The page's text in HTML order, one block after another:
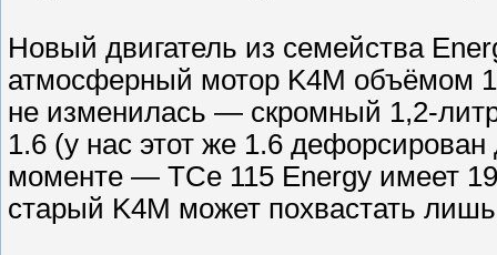
Новый двигатель из семейства
атмосферный мотор K4M объёмом
не изменилась — скромный 1,2-
1.6 (у нас этот же 1.6
моменте — TCe 115 Energy имеет
старый K4M может похвастать